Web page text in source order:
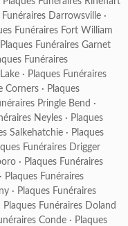
Funéraires Darrowsville ·
Funéraires Fort William
Plaques Funéraires Garnet
Funéraires
· Plaques Funéraires
Corners · Plaques
Pringle Bend ·
Neyles · Plaques
Salkehatchie · Plaques
Funéraires Drigger
· Plaques Funéraires
· Plaques Funéraires
· Plaques Funéraires
Plaques Funéraires Doland
Conde · Plaques